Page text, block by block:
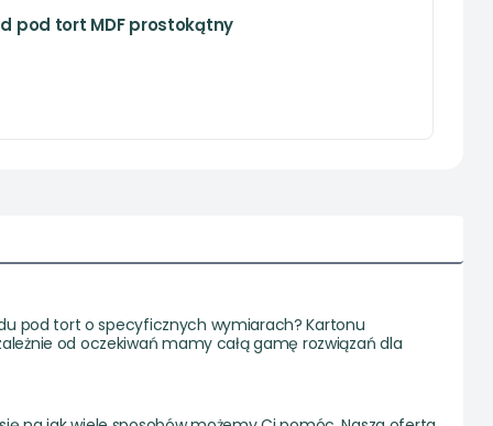
pod tort MDF prostokątny
pod tort o specyficznych wymiarach? Kartonu
od oczekiwań mamy całą gamę rozwiązań dla